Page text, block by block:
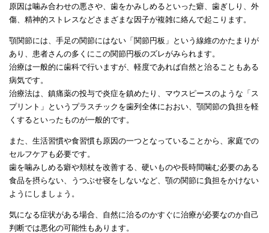
原因は噛み合わせの悪さや、歯をかみしめるといった癖、歯ぎしり、外
傷、精神的ストレスなどさまざまな因子が複雑に絡んで起こります。
顎関節には、手足の関節にはない「関節円板」という線維のかたまりが
あり、患者さんの多くにこの関節円板のズレがみられます。
治療は一般的に歯科で行いますが、軽度であれば自然と治ることもある
病気です。
治療法は、鎮痛薬の投与で炎症を鎮めたり、マウスピースのような「ス
プリント」というプラスチックを歯列全体におおい、顎関節の負担を軽
くするといったものが一般的です。
また、生活習慣や食習慣も原因の一つとなっていることから、家庭での
セルフケアも必要です。
歯を噛みしめる癖や頬杖を改善する、硬いものや長時間噛む必要のある
食品を摂らない、うつぶせ寝をしないなど、顎の関節に負担をかけない
ようにしましょう。
気になる症状がある場合、自然に治るのかすぐに治療が必要なのか自己
判断では悪化の可能性もあります。